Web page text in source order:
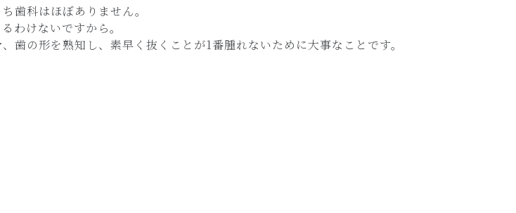
歯科はほぼありません。
わけないですから。
の形を熟知し、素早く抜くことが1番腫れないために大事なことです。